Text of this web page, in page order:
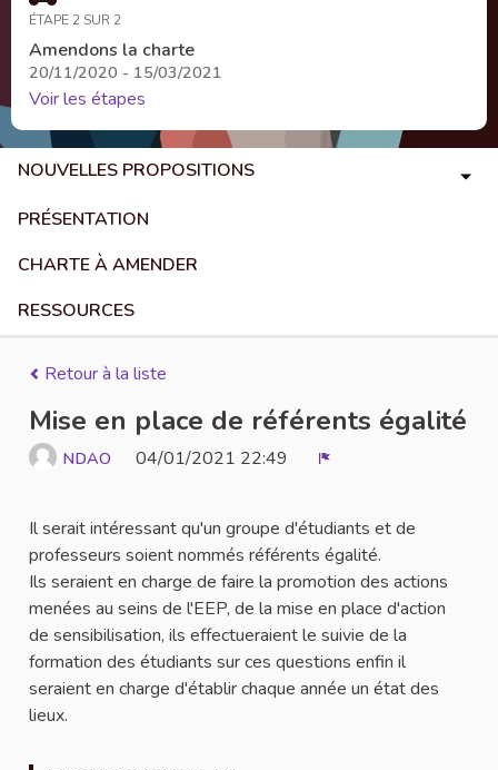
ÉTAPE 2 SUR 2
Amendons la charte
20/11/2020 - 15/03/2021
Voir les étapes
NOUVELLES PROPOSITIONS
PRÉSENTATION
CHARTE À AMENDER
RESSOURCES
Retour à la liste
Mise en place de référents égalité
NDAO 04/01/2021 22:49
Il serait intéressant qu'un groupe d'étudiants et de
professeurs soient nommés référents égalité.
Ils seraient en charge de faire la promotion des actions
menées au seins de l'EEP, de la mise en place d'action
de sensibilisation, ils effectueraient le suivie de la
formation des étudiants sur ces questions enfin il
seraient en charge d'établir chaque année un état des
lieux.